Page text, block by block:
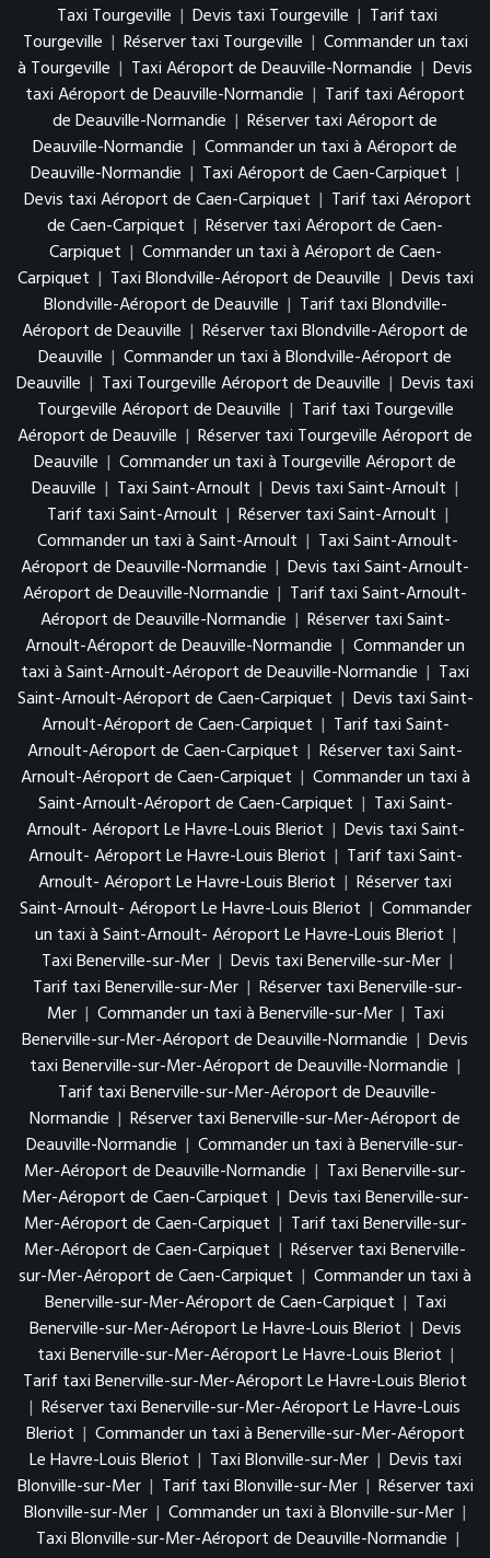
Taxi Tourgeville | Devis taxi Tourgeville | Tarif taxi
Tourgeville | Réserver taxi Tourgeville | Commander un taxi
à Tourgeville | Taxi Aéroport de Deauville-Normandie | Devis
taxi Aéroport de Deauville-Normandie | Tarif taxi Aéroport
de Deauville-Normandie | Réserver taxi Aéroport de
Deauville-Normandie | Commander un taxi à Aéroport de
Deauville-Normandie | Taxi Aéroport de Caen-Carpiquet |
Devis taxi Aéroport de Caen-Carpiquet | Tarif taxi Aéroport
de Caen-Carpiquet | Réserver taxi Aéroport de Caen-
Carpiquet | Commander un taxi à Aéroport de Caen-
Carpiquet | Taxi Blondville-Aéroport de Deauville | Devis taxi
Blondville-Aéroport de Deauville | Tarif taxi Blondville-
Aéroport de Deauville | Réserver taxi Blondville-Aéroport de
Deauville | Commander un taxi à Blondville-Aéroport de
Deauville | Taxi Tourgeville Aéroport de Deauville | Devis taxi
Tourgeville Aéroport de Deauville | Tarif taxi Tourgeville
Aéroport de Deauville | Réserver taxi Tourgeville Aéroport de
Deauville | Commander un taxi à Tourgeville Aéroport de
Deauville | Taxi Saint-Arnoult | Devis taxi Saint-Arnoult |
Tarif taxi Saint-Arnoult | Réserver taxi Saint-Arnoult |
Commander un taxi à Saint-Arnoult | Taxi Saint-Arnoult-
Aéroport de Deauville-Normandie | Devis taxi Saint-Arnoult-
Aéroport de Deauville-Normandie | Tarif taxi Saint-Arnoult-
Aéroport de Deauville-Normandie | Réserver taxi Saint-
Arnoult-Aéroport de Deauville-Normandie | Commander un
taxi à Saint-Arnoult-Aéroport de Deauville-Normandie | Taxi
Saint-Arnoult-Aéroport de Caen-Carpiquet | Devis taxi Saint-
Arnoult-Aéroport de Caen-Carpiquet | Tarif taxi Saint-
Arnoult-Aéroport de Caen-Carpiquet | Réserver taxi Saint-
Arnoult-Aéroport de Caen-Carpiquet | Commander un taxi à
Saint-Arnoult-Aéroport de Caen-Carpiquet | Taxi Saint-
Arnoult- Aéroport Le Havre-Louis Bleriot | Devis taxi Saint-
Arnoult- Aéroport Le Havre-Louis Bleriot | Tarif taxi Saint-
Arnoult- Aéroport Le Havre-Louis Bleriot | Réserver taxi
Saint-Arnoult- Aéroport Le Havre-Louis Bleriot | Commander
un taxi à Saint-Arnoult- Aéroport Le Havre-Louis Bleriot |
Taxi Benerville-sur-Mer | Devis taxi Benerville-sur-Mer |
Tarif taxi Benerville-sur-Mer | Réserver taxi Benerville-sur-
Mer | Commander un taxi à Benerville-sur-Mer | Taxi
Benerville-sur-Mer-Aéroport de Deauville-Normandie | Devis
taxi Benerville-sur-Mer-Aéroport de Deauville-Normandie |
Tarif taxi Benerville-sur-Mer-Aéroport de Deauville-
Normandie | Réserver taxi Benerville-sur-Mer-Aéroport de
Deauville-Normandie | Commander un taxi à Benerville-sur-
Mer-Aéroport de Deauville-Normandie | Taxi Benerville-sur-
Mer-Aéroport de Caen-Carpiquet | Devis taxi Benerville-sur-
Mer-Aéroport de Caen-Carpiquet | Tarif taxi Benerville-sur-
Mer-Aéroport de Caen-Carpiquet | Réserver taxi Benerville-
sur-Mer-Aéroport de Caen-Carpiquet | Commander un taxi à
Benerville-sur-Mer-Aéroport de Caen-Carpiquet | Taxi
Benerville-sur-Mer-Aéroport Le Havre-Louis Bleriot | Devis
taxi Benerville-sur-Mer-Aéroport Le Havre-Louis Bleriot |
Tarif taxi Benerville-sur-Mer-Aéroport Le Havre-Louis Bleriot
| Réserver taxi Benerville-sur-Mer-Aéroport Le Havre-Louis
Bleriot | Commander un taxi à Benerville-sur-Mer-Aéroport
Le Havre-Louis Bleriot | Taxi Blonville-sur-Mer | Devis taxi
Blonville-sur-Mer | Tarif taxi Blonville-sur-Mer | Réserver taxi
Blonville-sur-Mer | Commander un taxi à Blonville-sur-Mer |
Taxi Blonville-sur-Mer-Aéroport de Deauville-Normandie |